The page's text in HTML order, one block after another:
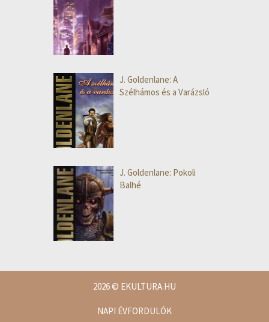
J. Goldenlane: A
Szélhámos és a Varázsló
J. Goldenlane: Pokoli
Balhé
2026© EKULTURA.HU
NAPI ÉVFORDULÓK